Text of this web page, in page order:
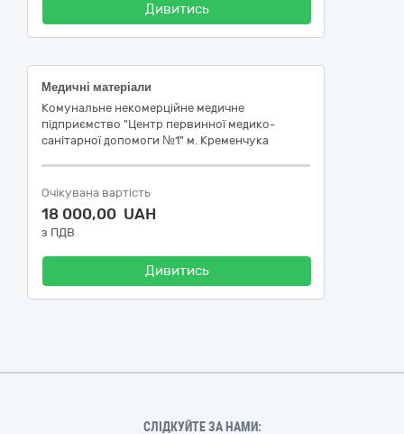
Дивитись
Медичні матеріали
Комунальне некомерційне медичне
підприємство "Центр первинної медико-
санітарної допомоги №1" м. Кременчука
Очікувана вартість
18 000,00 UAH
з ПДВ
Дивитись
СЛІДКУЙТЕ ЗА НАМИ: